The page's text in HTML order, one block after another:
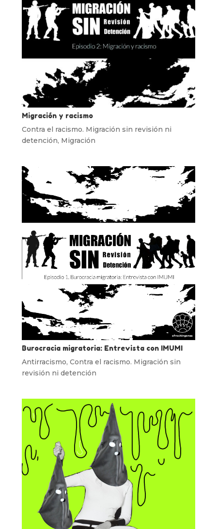
Migración y racismo
Contra el racismo. Migración sin revisión ni
detención, Migración
Burocracia migratoria: Entrevista con IMUMI
Antirracismo, Contra el racismo. Migración sin
revisión ni detención